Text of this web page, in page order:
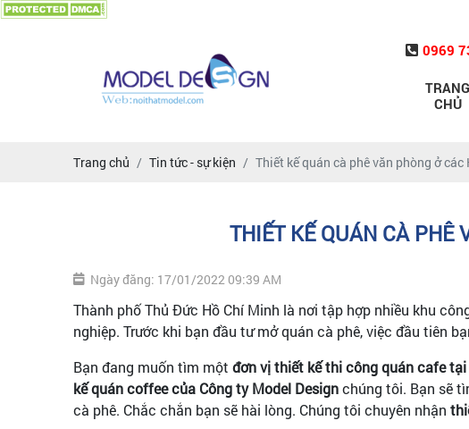
0969
TRANG
CHỦ
Trang chủ Tin tức - sự kiện Thiết kế quán cà phê văn phòng ở
THIẾT KẾ QUÁN CÀ PHÊ
Ngày đăng: 17/01/2022 09:39 AM
Thành phố Thủ Đức Hồ Chí Minh là nơi tập hợp nhiều khu
nghiệp. Trước khi bạn đầu tư mở quán cà phê, việc đầu tiên
Bạn đang muốn tìm một đơn vị thiết kế thi công quán cafe tại
kế quán coffee của Công ty Model Designchúng tôi. Bạn sẽ
cà phê. Chắc chắn bạn sẽ hài lòng. Chúng tôi chuyên nhận